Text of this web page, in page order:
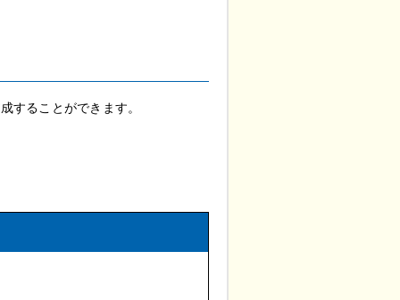
することができます。